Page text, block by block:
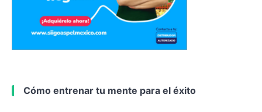
Cómo entrenar tu mente para el éxito